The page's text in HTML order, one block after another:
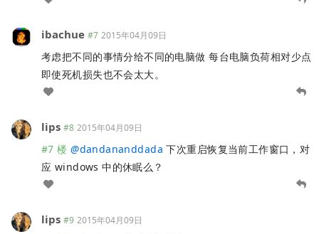
ibachue #7 2015年04月09日
考虑把不同的事情分给不同的电脑做 每台电脑负荷相对少点
即使死机损失也不会太大。
lips #8 2015年04月09日
#7 楼 @dandananddada 下次重启恢复当前工作窗口，对
应 windows 中的休眠么？
lips #9 2015年04月09日